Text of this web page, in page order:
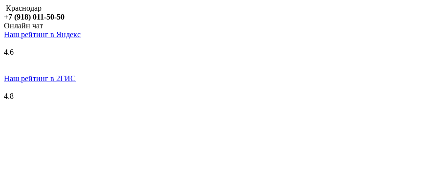
Краснодар
+7 (918) 011-50-50
Онлайн чат
Наш рейтинг в Яндекс
4.6
Наш рейтинг в 2ГИС
4.8